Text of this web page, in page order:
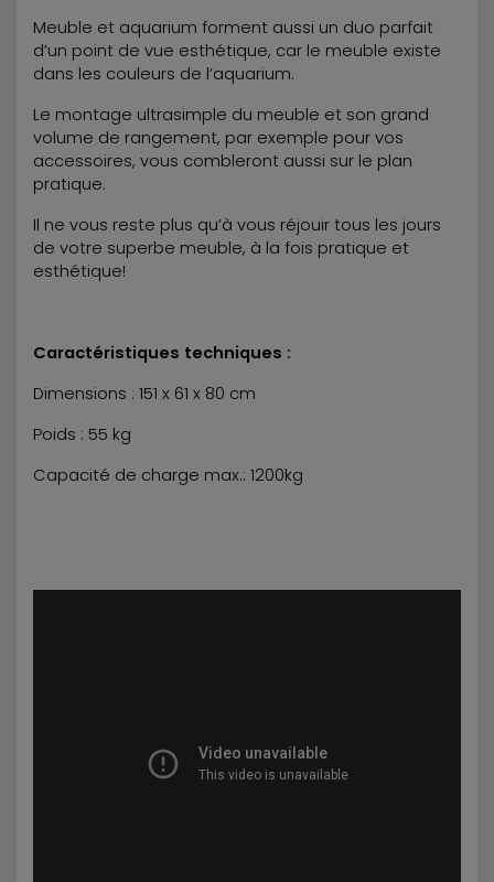
Meuble et aquarium forment aussi un duo parfait
d’un point de vue esthétique, car le meuble existe
dans les couleurs de l’aquarium.
Le montage ultrasimple du meuble et son grand
volume de rangement, par exemple pour vos
accessoires, vous combleront aussi sur le plan
pratique.
Il ne vous reste plus qu’à vous réjouir tous les jours
de votre superbe meuble, à la fois pratique et
esthétique!
Caractéristiques techniques :
Dimensions : 151 x 61 x 80 cm
Poids : 55 kg
Capacité de charge max.: 1200kg